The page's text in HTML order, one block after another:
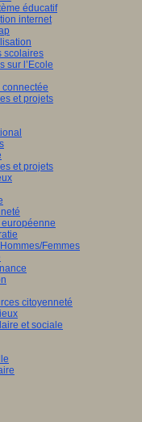
éducatif
internet
scolaires
sur l’Ecole
connectée
et projets
et projets
Femmes
citoyenneté
et sociale